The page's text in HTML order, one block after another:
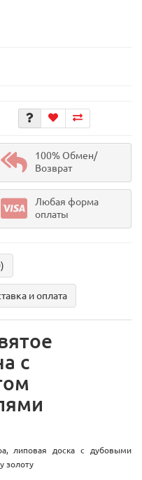
100% Обмен/
Возврат
Любая форма
оплаты
и оплата
с
липовая доска с дубовыми
золоту